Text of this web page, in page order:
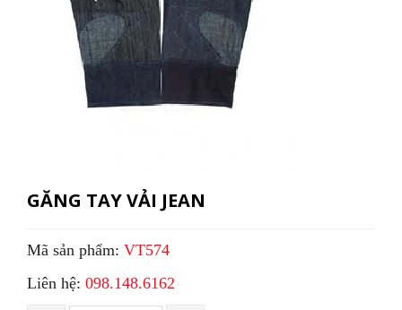
GĂNG TAY VẢI JEAN
Mã sản phẩm: VT574
Liên hệ: 098.148.6162